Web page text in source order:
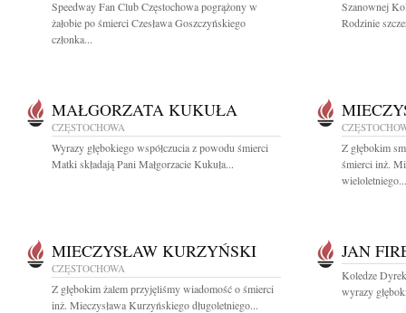
Speedway Fan Club Częstochowa pogrążony w
żałobie po śmierci Czesława Goszczyńskiego
członka...
Szanownej
Rodzinie
MAŁGORZATA KUKUŁA
CZĘSTOCHOWA
Wyrazy głębokiego współczucia z powodu śmierci
Matki składają Pani Małgorzacie Kukuła...
Z głębokim
śmierci inż.
wieloletniego...
MIECZYSŁAW KURZYŃSKI
CZĘSTOCHOWA
Z głębokim żalem przyjęliśmy wiadomość o śmierci
inż. Mieczysława Kurzyńskiego długoletniego...
JAN
Koledze
wyrazy